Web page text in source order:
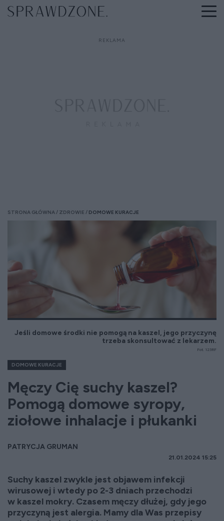
STRONA GŁÓWNA ZDROWIE DOMOWE KURACJE
Jeśli domowe środki nie pomogą na kaszel, jego przyczynę
trzeba skonsultować z lekarzem.
Fot. 123RF
DOMOWE KURACJE
Męczy Cię suchy kaszel?
Pomogą domowe syropy,
ziołowe inhalacje i płukanki
PATRYCJA GRUMAN
21.01.2024 15:25
Suchy kaszel zwykle jest objawem infekcji
wirusowej i wtedy po 2-3 dniach przechodzi
w kaszel mokry. Czasem męczy dłużej, gdy jego
przyczyną jest alergia. Mamy dla Was przepisy